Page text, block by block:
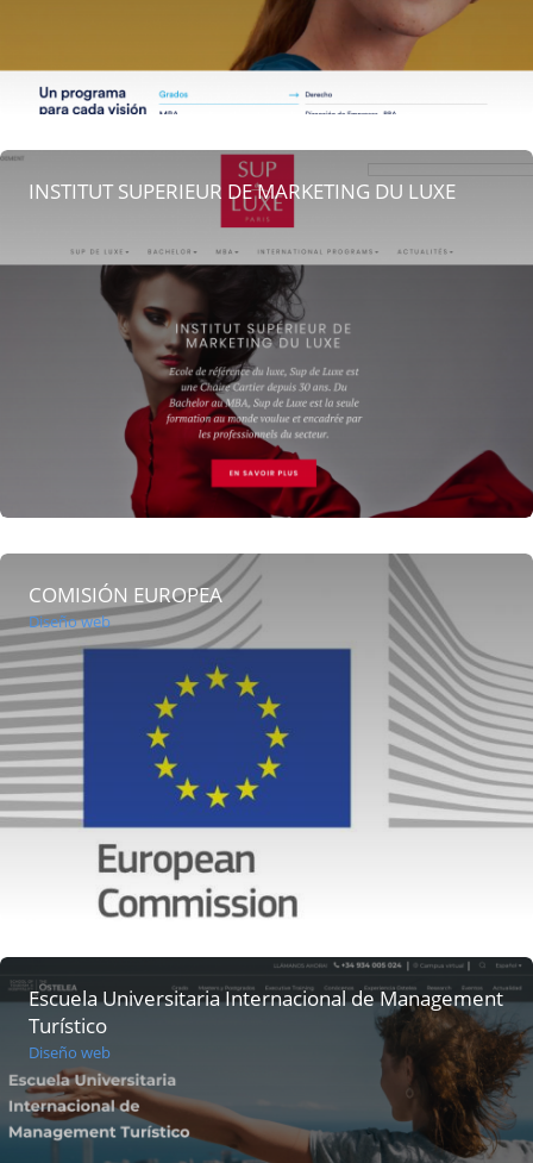
INSTITUT SUPERIEUR DE MARKETING DU LUXE
COMISIÓN EUROPEA
Diseño web
Escuela Universitaria Internacional de Management
Turístico
Diseño web